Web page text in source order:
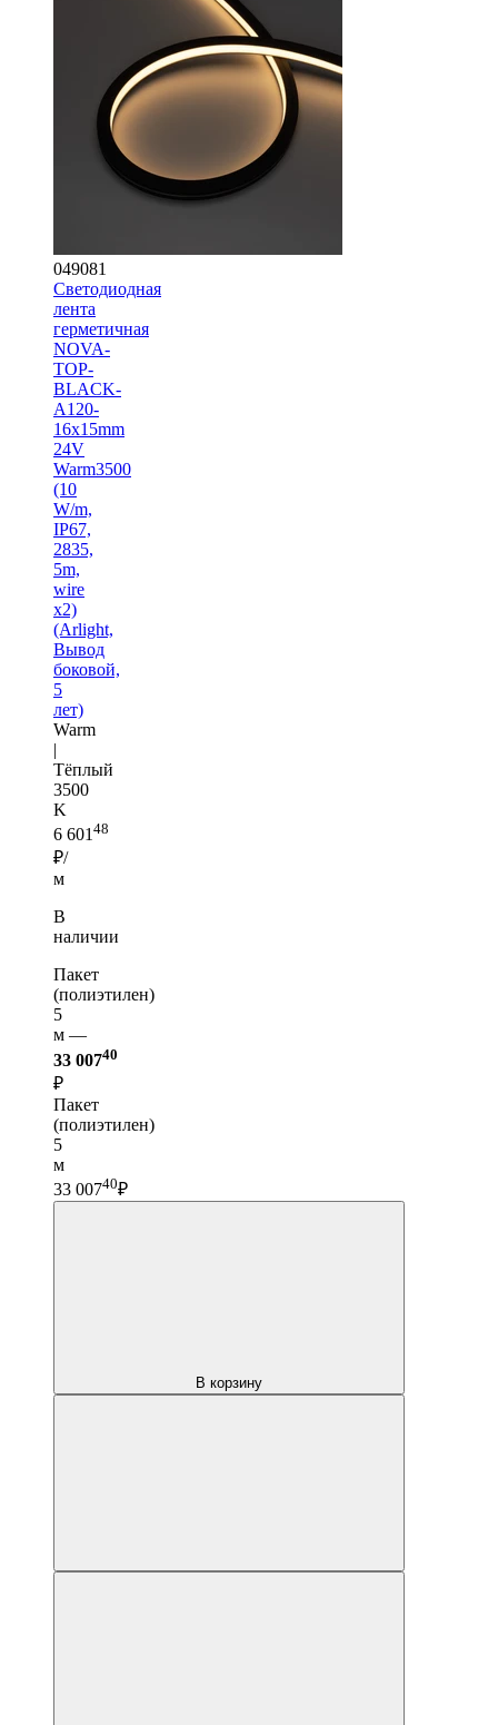
049081
Светодиодная
лента
герметичная
NOVA-
TOP-
BLACK-
A120-
16x15mm
24V
Warm3500
(10
W/m,
IP67,
2835,
5m,
wire
x2)
(Arlight,
Вывод
боковой,
5
лет)
Warm
|
Тёплый
3500
K
6 601 48
₽/
м
В
наличии
Пакет
(полиэтилен)
5
м —
33 00740
₽
Пакет
(полиэтилен)
5
м
33 00740₽
В корзину